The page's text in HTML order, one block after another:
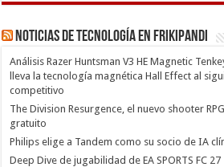
Noticias de Tecnología en Frikipandi
Análisis Razer Huntsman V3 HE Magnetic
lleva la tecnología magnética Hall Effect al
competitivo
The Division Resurgence, el nuevo shooter
gratuito
Philips elige a Tandem como su socio de IA
Deep Dive de jugabilidad de EA SPORTS FC 27